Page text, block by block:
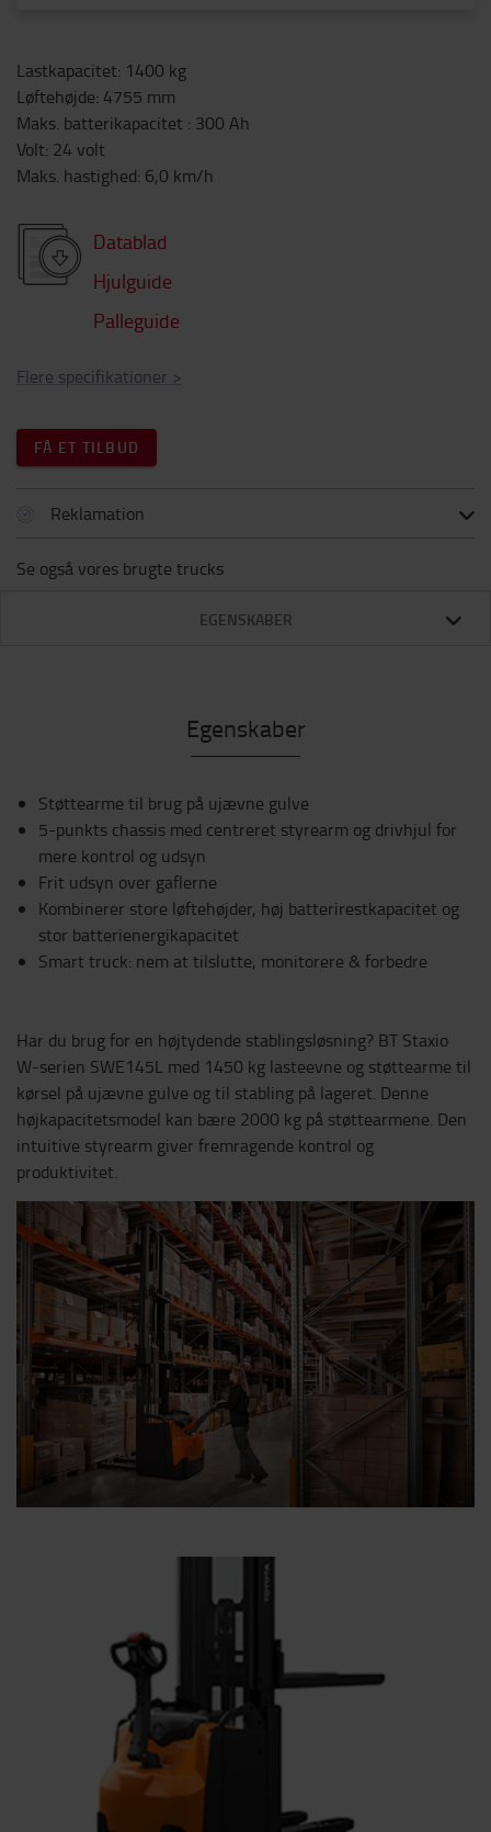
Lastkapacitet: 1400 kg
Løftehøjde: 4755 mm
Maks. batterikapacitet : 300 Ah
Volt: 24 volt
Maks. hastighed: 6,0 km/h
Datablad
Hjulguide
Palleguide
Flere specifikationer >
FÅ ET TILBUD
Reklamation
Se også vores brugte trucks
EGENSKABER
Egenskaber
Støttearme til brug på ujævne gulve
5-punkts chassis med centreret styrearm og drivhjul for
mere kontrol og udsyn
Frit udsyn over gaflerne
Kombinerer store løftehøjder, høj batterirestkapacitet og
stor batterienergikapacitet
Smart truck: nem at tilslutte, monitorere & forbedre
Har du brug for en højtydende stablingsløsning? BT Staxio
W-serien SWE145L med 1450 kg lasteevne og støttearme til
kørsel på ujævne gulve og til stabling på lageret. Denne
højkapacitetsmodel kan bære 2000 kg på støttearmene. Den
intuitive styrearm giver fremragende kontrol og
produktivitet.